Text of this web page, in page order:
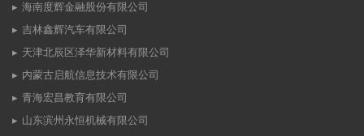
海南度辉金融股份有限公司
吉林鑫辉汽车有限公司
天津北辰区泽华新材料有限公司
内蒙古启航信息技术有限公司
青海宏昌教育有限公司
山东滨州永恒机械有限公司